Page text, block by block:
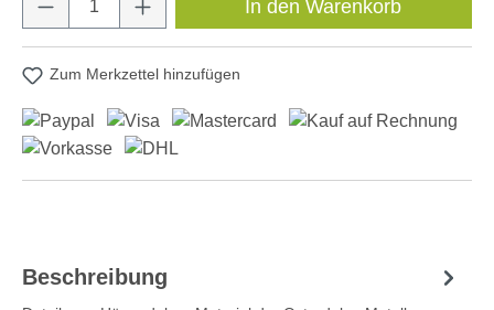
In den Warenkorb
Zum Merkzettel hinzufügen
Beschreibung